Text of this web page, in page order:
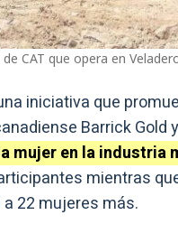
CAT que opera en
iniciativa que
Barrick Gold
mujer en la industria
mientras
22 mujeres más.